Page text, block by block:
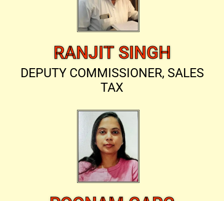
RANJIT SINGH
DEPUTY COMMISSIONER, SALES
TAX